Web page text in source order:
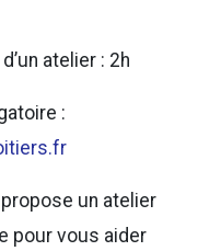
atelier : 2h
:
un atelier
pour vous aider